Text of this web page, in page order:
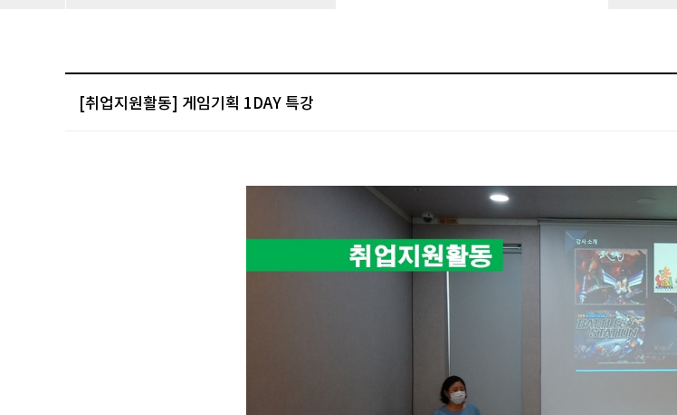
[취업지원활동] 게임기획 1DAY 특강